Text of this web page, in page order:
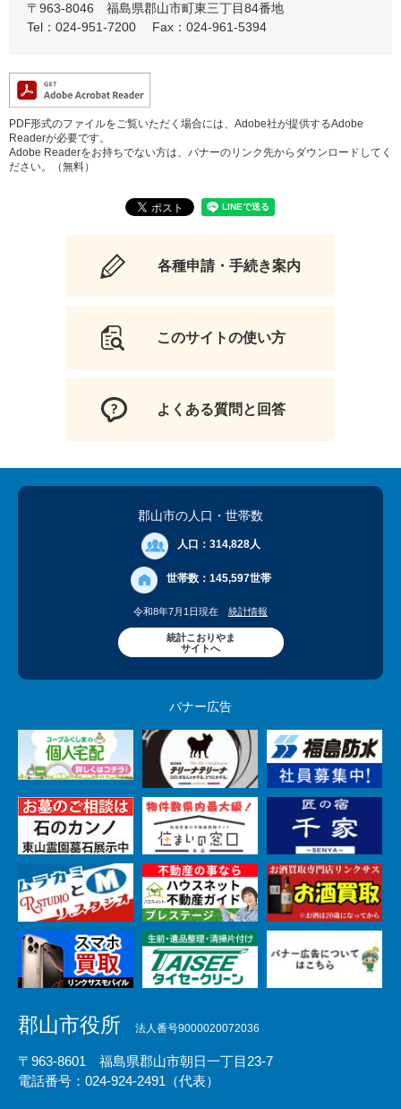
〒963-8046
福島県郡山市町東三丁目84番地
Tel：024-951-7200
Fax：024-961-5394
PDF形式のファイルをご覧いただく場合には、Adobe社が提供するAdobe
Readerが必要です。
Adobe Readerをお持ちでない方は、バナーのリンク先からダウンロードしてく
ださい。（無料）
各種申請・手続き案内
このサイトの使い方
よくある質問と回答
郡山市の人口 ・世帯数
人口： 314,828人
世帯数： 145,597世帯
令和8年7月1日現在 統計情報
統計こおりやま
サイトへ
バナー広告
郡山市役所 法人番号9000020072036
〒963-8601 福島県郡山市朝日一丁目23-7
電話番号：024-924-2491（代表）